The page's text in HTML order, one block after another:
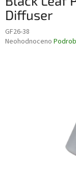
Diffuser
GF26-38
Průměrné
Neohodnoceno